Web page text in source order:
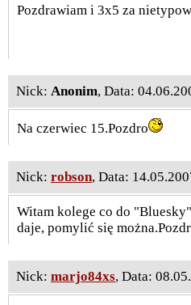
Pozdrawiam i 3x5 za
Nick: Anonim, Data:
Na czerwiec 15.Pozdro
Nick: robson, Data:
Witam kolege co do
daje, pomylić się
Nick: marjo84xs, Data: